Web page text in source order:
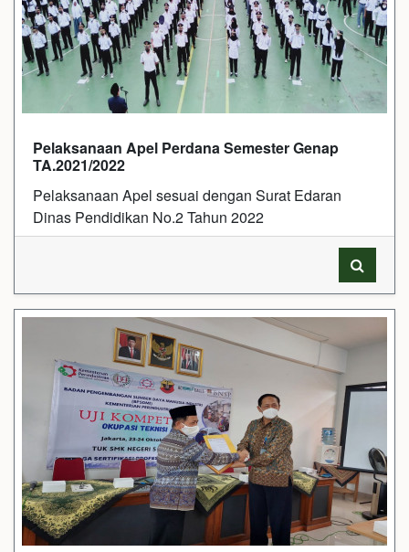
Pelaksanaan Apel Perdana Semester Genap
TA.2021/2022
Pelaksanaan Apel sesuai dengan Surat Edaran
Dinas Pendidikan No.2 Tahun 2022